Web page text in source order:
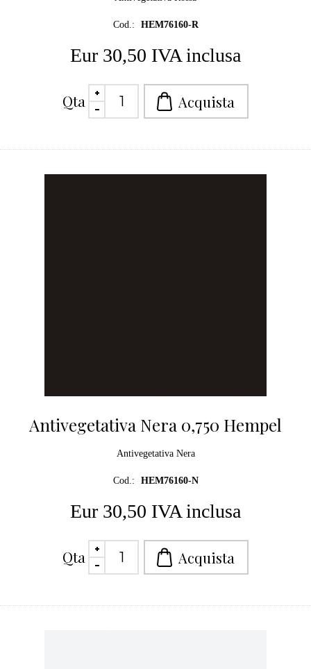
Cod.: HEM76160-R
Eur 30,50 IVA inclusa
Qta
Antivegetativa Nera 0,750 Hempel
Antivegetativa Nera
Cod.: HEM76160-N
Eur 30,50 IVA inclusa
Qta